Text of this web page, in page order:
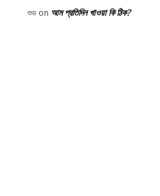
শুভ on আম প্রতিদিন খাওয়া কি ঠিক?